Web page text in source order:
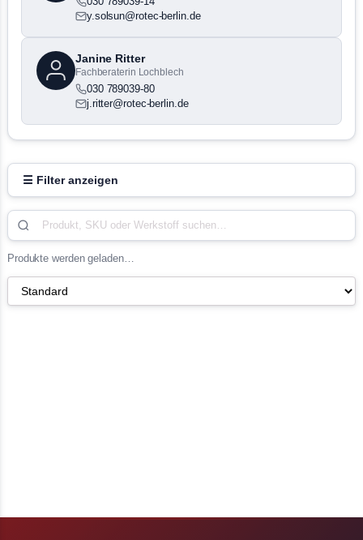
y.solsun@rotec-berlin.de
Janine Ritter
Fachberaterin Lochblech
030 789039-80
j.ritter@rotec-berlin.de
☰ Filter anzeigen
Produkte werden geladen…